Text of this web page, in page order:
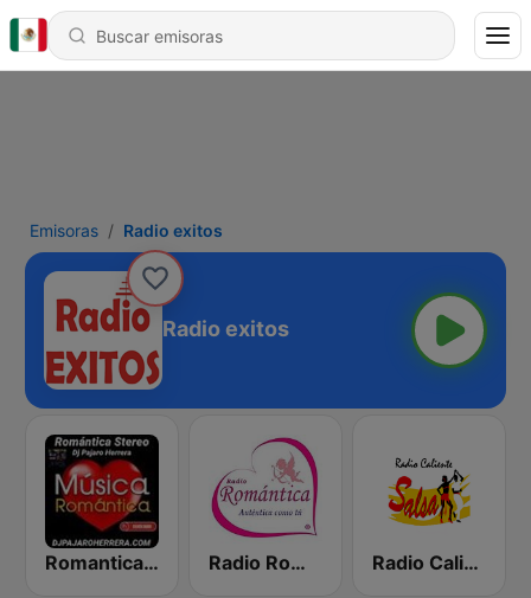
Emisoras Radio exitos
Radio exitos
Romantica Stereo con Dj Pajaro Herrera Radio Romántica Radio Caliente Salsa